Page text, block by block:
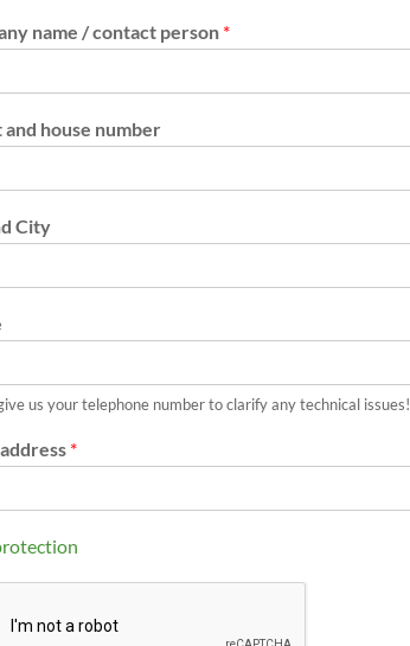
name / contact person *
house number
City
us your telephone number to clarify any technical issues!
*